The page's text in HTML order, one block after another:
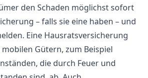
den Schaden möglichst sofort
– falls sie eine haben – und
Eine Hausratsversicherung
Gütern, zum Beispiel
die durch Feuer und